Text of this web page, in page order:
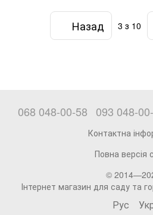
Назад 3 з 10
068 048-00-58 093 048-
Контактна
Повна версія
©
Інтернет магазин для саду та
Рус